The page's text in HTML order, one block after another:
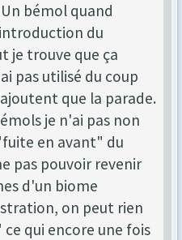
bémol quand
du
je trouve que ça
pas utilisé du coup
que la parade.
je n'ai pas non
en avant" du
pas pouvoir revenir
d'un biome
on peut rien
qui encore une fois